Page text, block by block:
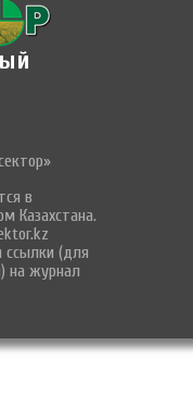
в
Казахстана.
ссылки (для
на журнал